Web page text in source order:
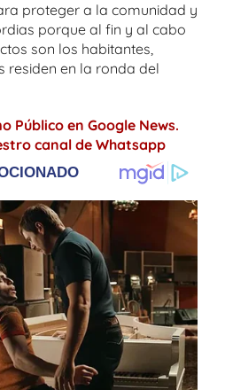
proteger a la comunidad y
porque al fin y al cabo
son los habitantes,
residen en la ronda del
Público en Google News.
canal de Whatsapp